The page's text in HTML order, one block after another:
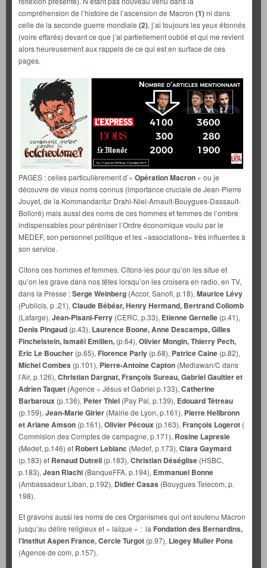
compréhension de l’histoire de l’ascension de Macron (1)ni dans
celle de la seconde guerre mondiale (2), j’ai toujours les yeux étonnés
(voire effarés) devant ce que j’ai partiellement oublié et qui me revient
alors heureusement aux rappels de ce qui est en surface de ces
pages.
PAGES : celles particulièrement d’« Opération Macron » ou je
découvre de vieux noms connus (importance cruciale de Jean-Pierre
Jouyet, de la Kommandantur Drahi-Niel-Arnault-Bouygues-Dassault-
Bolloré) mais aussi des noms de ces hommes et femmes de l’ombre
indispensables pour péréniser l’Ordre économique voulu par le
MEDEF, son personnel politique et les «associations» très influentes à
son service.
Citons ces hommes et femmes. Citons-les pour qu’on les situe et
qu’on les grave dans nos têtes lorsqu’on les croisera en radio, en TV,
dans la Presse :Serge Weinberg (Accor, Sanofi, p.18), Maurice Lévy
(Publicis, p .21), Claude Bébéar, Henry Hermand, Bertrand Collomb
(Lafarge), Jean-Pisani-Ferry (CERC, p.33), Etienne Gernelle (p.41),
Denis Pingaud (p.43), Laurence Boone, Anne Descamps, Gilles
Finchelstein, Ismaël Emilien, (p.64), Olivier Mongin, Thierry Pech,
Eric Le Boucher (p.65), Florence Parly (p.68), Patrice Caine (p.82),
Michel Combes (p.101), Pierre-Antoine Capton (Mediawan/C dans
l’Air, p.126), Christian Dargnat, François Sureau, Gabriel Gaultier et
Adrien Taquet (Agence « Jésus et Gabriel p.133), Catherine
Barbaroux (p.136), Peter Thiel (Pay Pal, p.139), Edouard Tétreau
(p.159), Jean-Marie Girier (Mairie de Lyon, p.161), Pierre Hellbronn
et Ariane Amson (p.161), Olivier Pécoux (p.163), François Logerot (
Commision des Comptes de campagne, p.171), Rosine Lapresle
(Medef, p.146) et Robert Leblanc (Medef, p.173), Clara Gaymard
(p.183) et Renaud Dutreil (p.183), Christian Déséglise (HSBC,
p.183), Jean Riachi (BanqueFFA, p.194), Emmanuel Bonne
(Ambassadeur Liban, p.192), Didier Casas (Bouygues Telecom, p.
198).
Et gravons aussi les noms de ces Organismes qui ont soutenu Macron
jusqu’au délire religieux et « laïque » : la Fondation des Bernardins,
l’Institut Aspen France, Cercle Turgot (p.97), Liegey Muller Pons
(Agence de com, p.157).